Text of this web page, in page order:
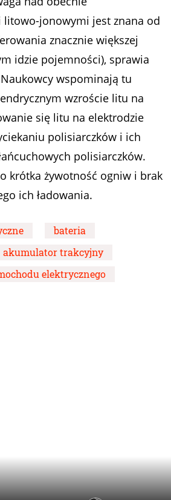
litowo-jonowymi jest znana od
znacznie większej
idzie pojemności), sprawia
wspominają tu
wzroście litu na
się litu na elektrodzie
polisiarczków i ich
polisiarczków.
krótka żywotność ogniw i brak
ich ładowania.
bateria
akumulator trakcyjny
elektrycznego